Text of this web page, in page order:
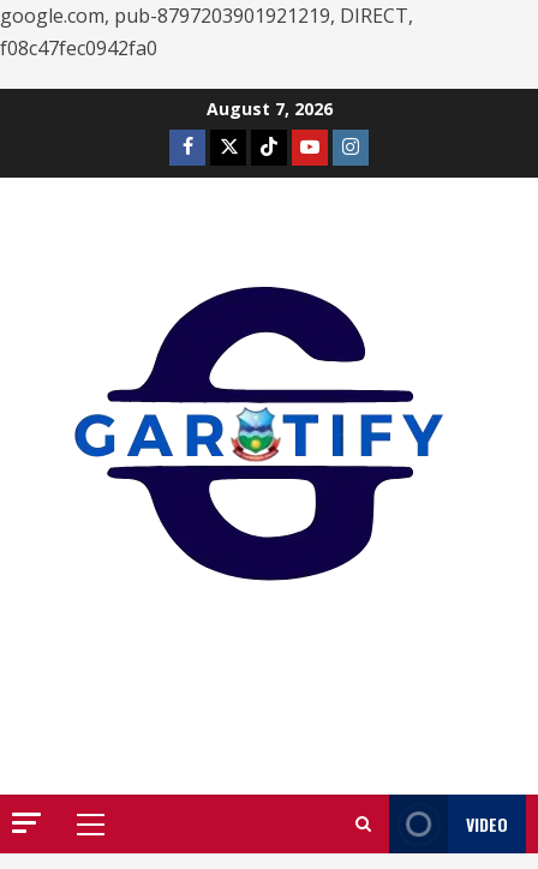
google.com, pub-8797203901921219, DIRECT,
f08c47fec0942fa0
August 7, 2026
Facebook
TwitterTiktokYoutubeInstagram
Primary
VIDEO